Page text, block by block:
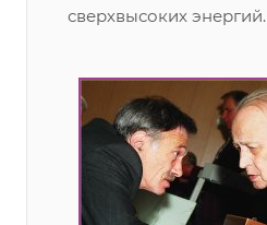
сверхвысоких энергий.